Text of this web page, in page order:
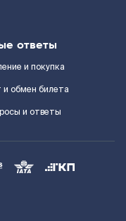
ответы
и покупка
и обмен билета
и ответы